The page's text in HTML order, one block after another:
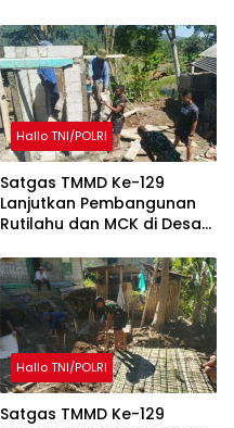
Hallo TNI/POLRI
Satgas TMMD Ke-129
Lanjutkan Pembangunan
Rutilahu dan MCK di Desa
Hallo TNI/POLRI
Satgas TMMD Ke-129